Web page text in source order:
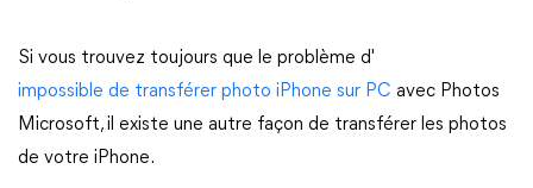
Si vous trouvez toujours que le problème d'
impossible de transférer photo iPhone sur PC avec Photos
Microsoft, il existe une autre façon de transférer les photos
de votre iPhone.